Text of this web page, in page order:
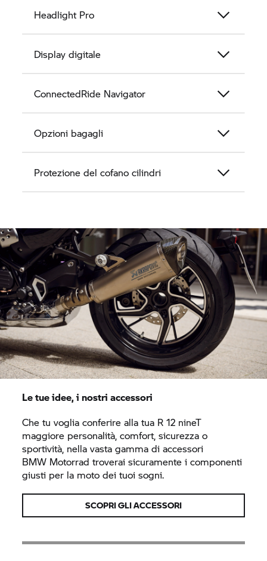
Headlight Pro
Display digitale
ConnectedRide Navigator
Opzioni bagagli
Protezione del cofano cilindri
Le tue idee, i nostri accessori
Che tu voglia conferire alla tua R 12 nineT
maggiore personalità, comfort, sicurezza o
sportività, nella vasta gamma di accessori
BMW Motorrad troverai sicuramente i componenti
giusti per la moto dei tuoi sogni.
SCOPRI GLI ACCESSORI